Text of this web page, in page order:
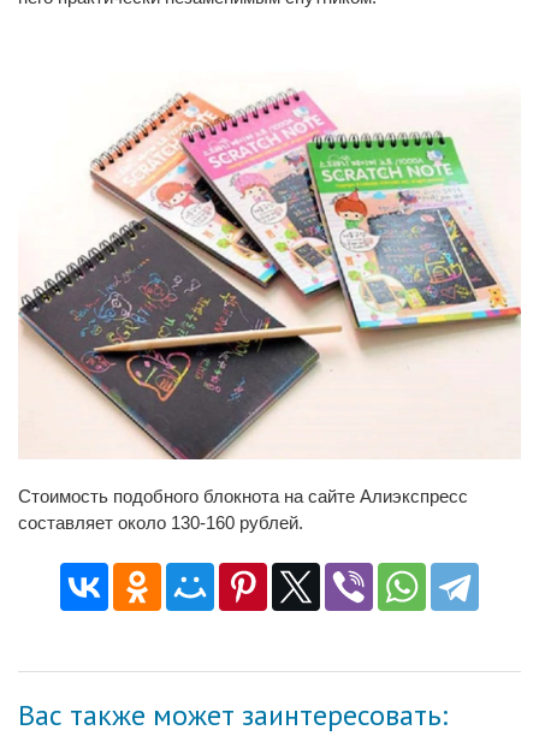
Стоимость подобного блокнота на сайте Алиэкспресс
составляет около 130-160 рублей.
Вас также может заинтересовать: